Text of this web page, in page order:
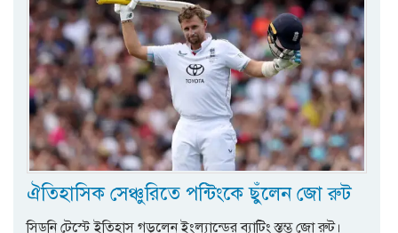
ঐতিহাসিক সেঞ্চুরিতে পন্টিংকে ছুঁলেন জো রুট
সিডনি টেস্টে ইতিহাস গড়লেন ইংল্যান্ডের ব্যাটিং স্তম্ভ জো রুট।